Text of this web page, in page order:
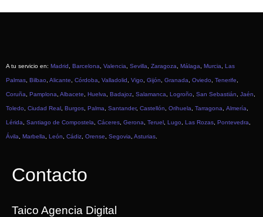
A tu servicio en: Madrid Barcelona Valencia Sevilla Zaragoza Málaga Murcia Las
Palmas Bilbao Alicante Córdoba Valladolid Vigo Gijón Granada Oviedo Tenerife
Coruña Pamplona Albacete Huelva Badajoz Salamanca Logroño San Sebastián Jaén
Toledo Ciudad Real Burgos Palma Santander, Castellón Orihuela Tarragona Almería
Lérida Santiago de Compostela Cáceres Gerona Teruel Lugo Las Rozas Pontevedra
Ávila Marbella León Cádiz Orense Segovia Asturias
Contacto
Taico Agencia Digital